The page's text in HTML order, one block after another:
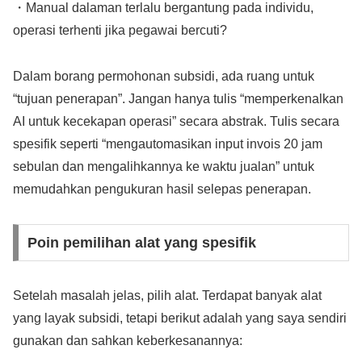
・Manual dalaman terlalu bergantung pada individu,
operasi terhenti jika pegawai bercuti?
Dalam borang permohonan subsidi, ada ruang untuk
“tujuan penerapan”. Jangan hanya tulis “memperkenalkan
AI untuk kecekapan operasi” secara abstrak. Tulis secara
spesifik seperti “mengautomasikan input invois 20 jam
sebulan dan mengalihkannya ke waktu jualan” untuk
memudahkan pengukuran hasil selepas penerapan.
Poin pemilihan alat yang spesifik
Setelah masalah jelas, pilih alat. Terdapat banyak alat
yang layak subsidi, tetapi berikut adalah yang saya sendiri
gunakan dan sahkan keberkesanannya: